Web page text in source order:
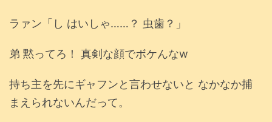
ラァン「し はいしゃ……？ 虫歯？」
弟 黙ってろ！ 真剣な顔でボケんなw
持ち主を先にギャフンと言わせないと なかなか捕
まえられないんだって。